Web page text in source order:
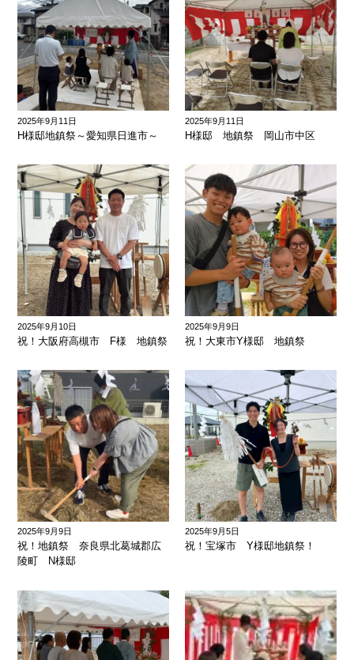
2025年9月11日
H様邸地鎮祭～愛知県日進市～
2025年9月11日
H様邸 地鎮祭 岡山市中区
2025年9月10日
祝！大阪府高槻市 F様 地鎮祭
2025年9月9日
祝！大東市Y様邸 地鎮祭
2025年9月9日
祝！地鎮祭 奈良県北葛城郡広
陵町 N様邸
2025年9月5日
祝！宝塚市 Y様邸地鎮祭！